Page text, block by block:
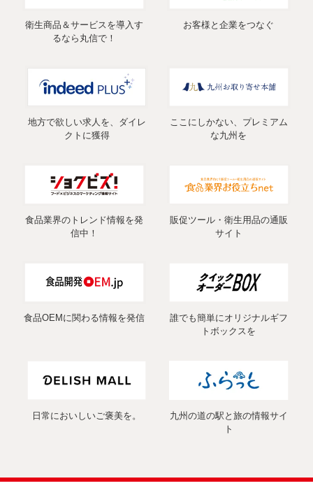
衛生商品＆サービスを導入す
るなら丸信で！
お客様と企業をつなぐ
地方で欲しい求人を、ダイレ
クトに獲得
ここにしかない、プレミアム
な九州を
食品業界のトレンド情報を発
信中！
販促ツール・衛生用品の通販
サイト
食品OEMに関わる情報を発信
誰でも簡単にオリジナルギフ
トボックスを
日常においしいご褒美を。
九州の道の駅と旅の情報サイ
ト